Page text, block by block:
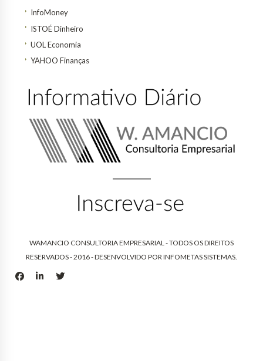
InfoMoney
ISTOÉ Dinheiro
UOL Economia
YAHOO Finanças
WAMANCIO CONSULTORIA EMPRESARIAL - TODOS OS DIREITOS
RESERVADOS - 2016 - DESENVOLVIDO PORINFOMETAS SISTEMAS.